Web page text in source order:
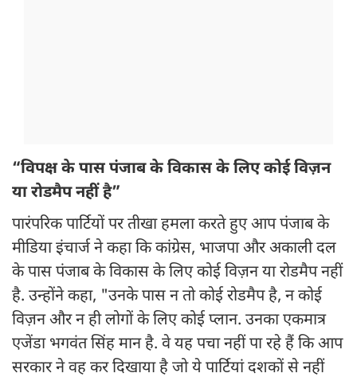
“विपक्ष के पास पंजाब के विकास के लिए कोई विज़न
या रोडमैप नहीं है”
पारंपरिक पार्टियों पर तीखा हमला करते हुए आप पंजाब के
मीडिया इंचार्ज ने कहा कि कांग्रेस, भाजपा और अकाली दल
के पास पंजाब के विकास के लिए कोई विज़न या रोडमैप नहीं
है. उन्होंने कहा, "उनके पास न तो कोई रोडमैप है, न कोई
विज़न और न ही लोगों के लिए कोई प्लान. उनका एकमात्र
एजेंडा भगवंत सिंह मान है. वे यह पचा नहीं पा रहे हैं कि आप
सरकार ने वह कर दिखाया है जो ये पार्टियां दशकों से नहीं